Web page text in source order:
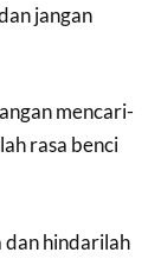
jangan
mencari-
rasa benci
dan hindarilah